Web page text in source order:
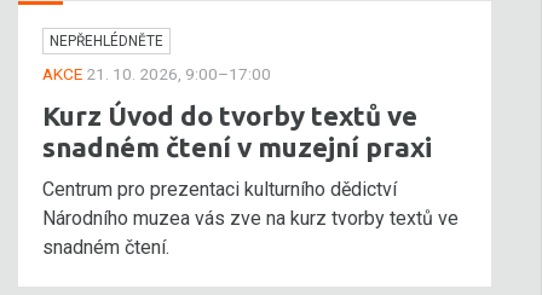
NEPŘEHLÉDNĚTE
AKCE 21. 10. 2026, 9:00–17:00
Kurz Úvod do tvorby textů ve
snadném čtení v muzejní praxi
Centrum pro prezentaci kulturního dědictví
Národního muzea vás zve na kurz tvorby textů ve
snadném čtení.